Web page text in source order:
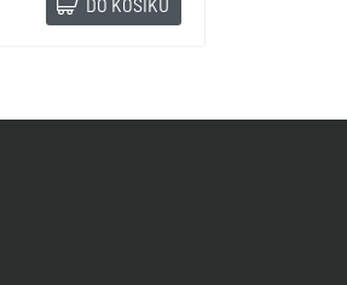
DO KOŠÍKU